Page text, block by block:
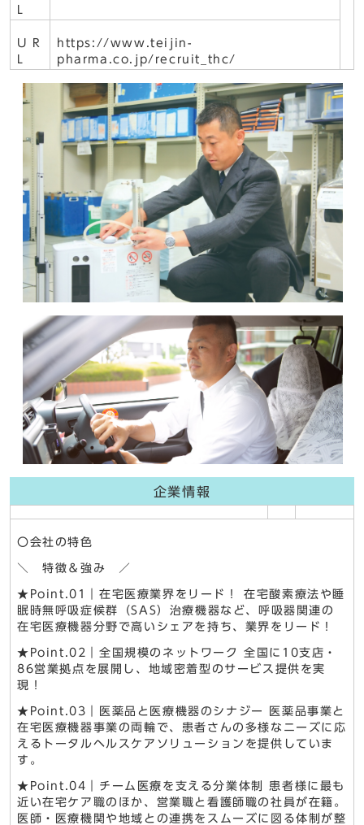
U R
https://www.teijin-
pharma.co.jp/recruit_thc/
企業情報
〇会社の特色
＼ 特徴＆強み ／
★Point.01｜在宅医療業界をリード！ 在宅酸素療法や睡
眠時無呼吸症候群（SAS）治療機器など、呼吸器関連の
在宅医療機器分野で高いシェアを持ち、業界をリード！
★Point.02｜全国規模のネットワーク 全国に10支店・
86営業拠点を展開し、地域密着型のサービス提供を実
現！
★Point.03｜医薬品と医療機器のシナジー 医薬品事業と
在宅医療機器事業の両輪で、患者さんの多様なニーズに応
えるトータルヘルスケアソリューションを提供していま
す。
★Point.04｜チーム医療を支える分業体制 患者様に最も
近い在宅ケア職のほか、営業職と看護師職の社員が在籍。
医師・医療機関や地域との連携をスムーズに図る体制が整